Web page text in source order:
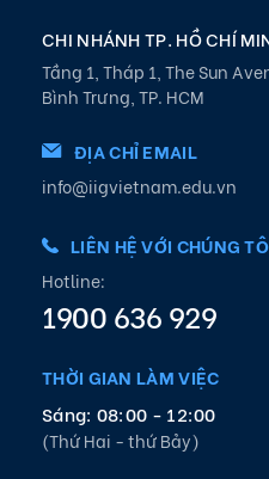
CHI NHÁNH TP. HỒ CHÍ
Tầng 1, Tháp 1, The Sun
Bình Trưng, TP. HCM
ĐỊA CHỈ EMAIL
info@iigvietnam.edu.vn
LIÊN HỆ VỚI CHÚNG
Hotline:
1900 636 929
THỜI GIAN LÀM VIỆC
Sáng: 08:00 - 12:00
(Thứ Hai - thứ Bảy)